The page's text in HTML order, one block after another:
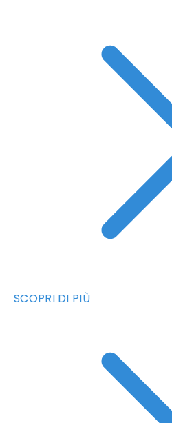
SCOPRI DI PIÙ